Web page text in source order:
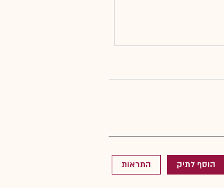
הוסף לתיק התראות